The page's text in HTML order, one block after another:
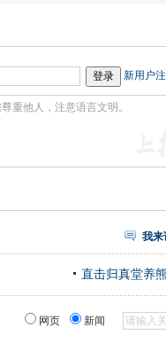
新用户
我来
直击归真堂养
网页 新闻